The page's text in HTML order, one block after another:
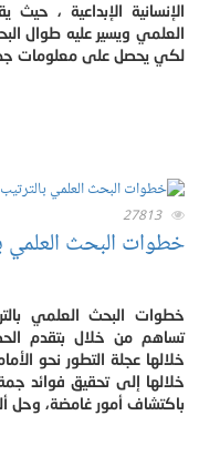
الإنسانية الإبداعية ،
العلمي ويسير عليه طوال
لكي يحصل على معلومات
27813
خطوات البحث العلمي
خطوات البحث العلمي
تساهم من خلال بتقدم
خلالها عجلة التطور نحو
خلالها إلى تحقيق فوائد
باكتشاف أمور غامضة، وحل